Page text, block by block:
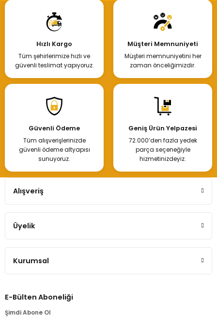
6.000,00 TL
Hemen İncele
Kangoo 3 Makyajlı Ön Tampon Sissiz 620103674V
6.000,00 TL
Hemen İncele
Renault Kangoo Ön Tampon 2013 Sissiz
Hemen İncele
Hızlı Kargo
Tüm şehirlerimize hızlı ve
güvenli teslimat yapıyoruz.
Müşteri Memnuniyeti
Müşteri memnuniyetini her
zaman önceliğimizdir.
Güvenli Ödeme
Tüm alışverişlerinizde
güvenli ödeme altyapısı
sunuyoruz.
Geniş Ürün Yelpazesi
72.000’den fazla yedek
parça seçeneğiyle
hizmetinizdeyiz.
Alışveriş
Üyelik
Kurumsal
E-Bülten Aboneliği
Şimdi Abone Ol